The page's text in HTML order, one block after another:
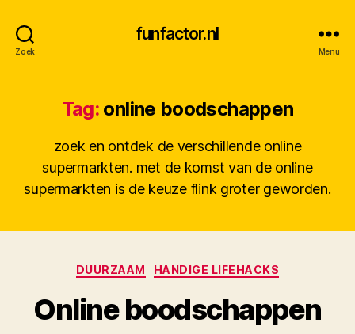
Zoek
funfactor.nl
Menu
Tag: online boodschappen
zoek en ontdek de verschillende online
supermarkten. met de komst van de online
supermarkten is de keuze flink groter geworden.
Categorieën
DUURZAAM HANDIGE LIFEHACKS
Online boodschappen
o